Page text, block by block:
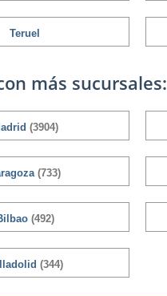
Teruel
más sucursales:
(3904)
(733)
(492)
(344)